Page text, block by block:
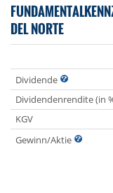
DEL NORTE
Dividende
Dividendenrendite (in
KGV
Gewinn/Aktie